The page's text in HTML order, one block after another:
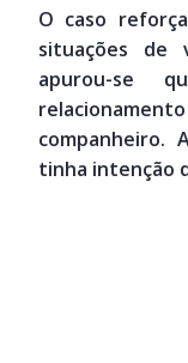
O caso
situações de
apurou-se
companheiro.
tinha intenção